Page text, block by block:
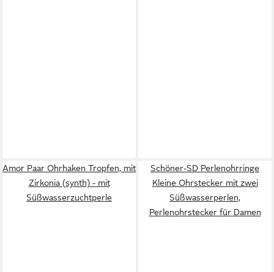
Amor Paar Ohrhaken Tropfen, mit
Zirkonia (synth) - mit
Süßwasserzuchtperle
Schöner-SD Perlenohrringe
Kleine Ohrstecker mit zwei
Süßwasserperlen,
Perlenohrstecker für Damen